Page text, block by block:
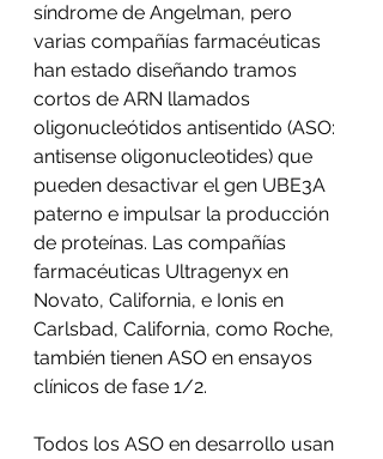
síndrome de Angelman, pero
varias compañías farmacéuticas
han estado diseñando tramos
cortos de ARN llamados
oligonucleótidos antisentido (ASO:
antisense oligonucleotides) que
pueden desactivar el gen UBE3A
paterno e impulsar la producción
de proteínas. Las compañías
farmacéuticas Ultragenyx en
Novato, California, e Ionis en
Carlsbad, California, como Roche,
también tienen ASO en ensayos
clínicos de fase 1/2.
Todos los ASO en desarrollo usan